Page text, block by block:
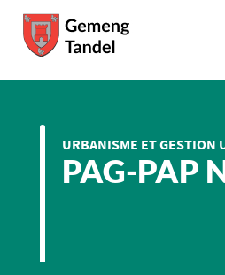
URBANISME ET GESTION
PAG-PAP